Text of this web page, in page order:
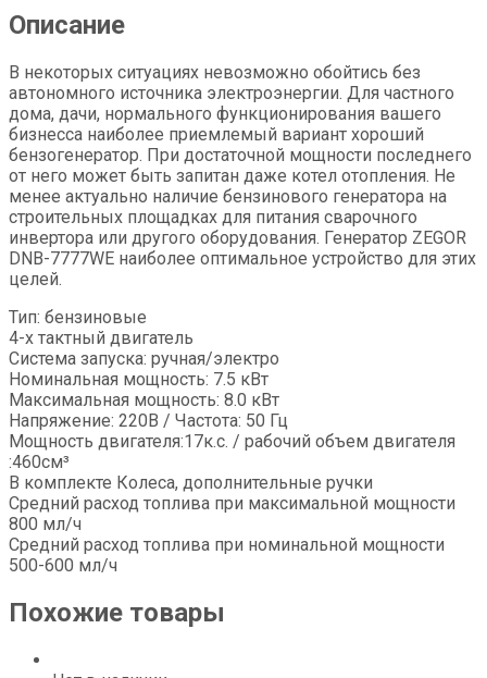
Описание
В некоторых ситуациях невозможно обойтись без
автономного источника электроэнергии. Для частного
дома, дачи, нормального функционирования вашего
бизнесса наиболее приемлемый вариант хороший
бензогенератор. При достаточной мощности последнего
от него может быть запитан даже котел отопления. Не
менее актуально наличие бензинового генератора на
строительных площадках для питания сварочного
инвертора или другого оборудования. Генератор ZEGOR
DNB-7777WE наиболее оптимальное устройство для этих
целей.
Тип: бензиновые
4-х тактный двигатель
Система запуска: ручная/электро
Номинальная мощность: 7.5 кВт
Максимальная мощность: 8.0 кВт
Напряжение: 220В / Частота: 50 Гц
Мощность двигателя:17к.с. / рабочий объем двигателя
:460см³
В комплекте Колеса, дополнительные ручки
Средний расход топлива при максимальной мощности
800 мл/ч
Средний расход топлива при номинальной мощности
500-600 мл/ч
Похожие товары